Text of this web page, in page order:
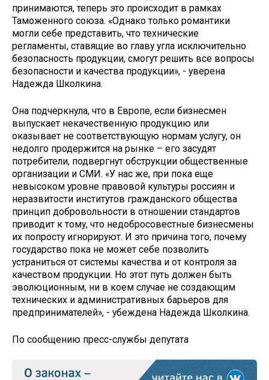
принимаются, теперь это происходит в рамках
Таможенного союза. «Однако только романтики
могли себе представить, что технические
регламенты, ставящие во главу угла исключительно
безопасность продукции, смогут решить все вопросы
безопасности и качества продукции», - уверена
Надежда Школкина.
Она подчеркнула, что в Европе, если бизнесмен
выпускает некачественную продукцию или
оказывает не соответствующую нормам услугу, он
недолго продержится на рынке – его засудят
потребители, подвергнут обструкции общественные
организации и СМИ. «У нас же, при пока еще
невысоком уровне правовой культуры россиян и
неразвитости институтов гражданского общества
принцип добровольности в отношении стандартов
приводит к тому, что недобросовестные бизнесмены
их попросту игнорируют. И это причина того, почему
государство пока не может себе позволить
устраниться от системы качества и от контроля за
качеством продукции. Но этот путь должен быть
эволюционным, ни в коем случае не создающим
технических и административных барьеров для
предпринимателей», - убеждена Надежда Школкина.
По сообщению пресс-службы депутата